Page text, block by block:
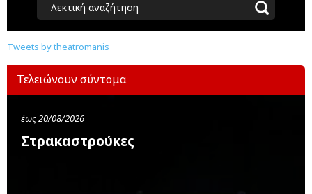
Λεκτική αναζήτηση
Tweets by theatromanis
Τελειώνουν σύντομα
έως 20/08/2026
Στρακαστρούκες